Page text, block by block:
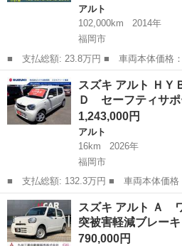
アルト
102,000km
2014年
福岡市
■ 支払総額: 23.8万円 ■ 車両本体価格： 189,000 円 ■ メーカー
名： スズキ ■ 車種名： アルトエコ
Ｌ ナビ・バックカメラ・キーレス・ア
量： 66...
福岡 福岡市 アルト
スズキ アルト Ｈ
Ｄ セーフティサ
1,243,000円
アルト
16km
2026年
福岡市
■ 支払総額: 132.3万円 ■ 車両本体価格： 1,243,000 円 ■ メーカ
ー名： スズキ ■ 車種名： アルト ■
Ｄ Ｓ ３型 ＬＥＤ セーフティサポ
ートヒー...
福岡 福岡市 アルト
スズキ アルト Ａ
突被害軽減ブレー
790,000円